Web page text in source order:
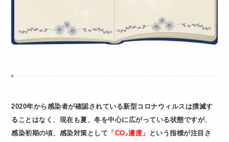
2020年から感染者が確認されている新型コロナウィルスは撲滅す
ることはなく、現在も夏、冬を中心に広がっている状態ですが、
感染初期の頃、感染対策として 「CO₂濃度」
という指標が注目さ